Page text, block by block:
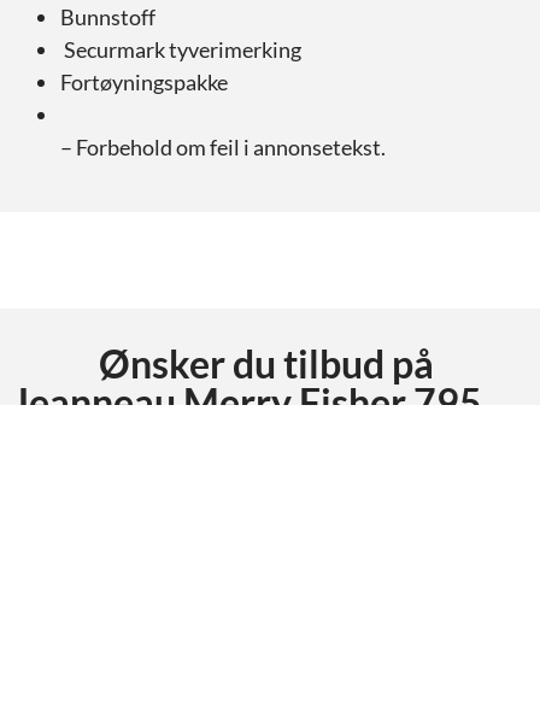
Bunnstoff
Securmark tyverimerking
Fortøyningspakke
– Forbehold om feil i annonsetekst.
Ønsker du tilbud på
Jeanneau Merry Fisher 795